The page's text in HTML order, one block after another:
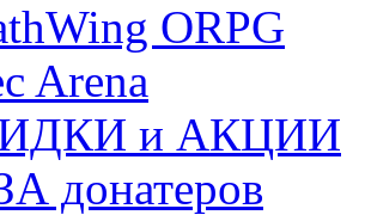
ORPG
Arena
и АКЦИИ
донатеров